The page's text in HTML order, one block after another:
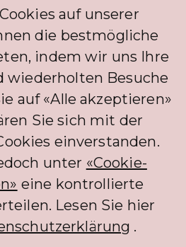
T&Cs
Datenschutz
Presse
Blogs
Kontakt
Kunden
FAQ
Anmelden
Sie
hinterlassen
Concierge
Anmelden
Partner
auf unserer
die bestmögliche
indem wir uns Ihre
wiederholten Besuche
auf «Alle akzeptieren»
Sie sich mit der
einverstanden.
unter «Cookie-
eine kontrollierte
Lesen Sie hier
.